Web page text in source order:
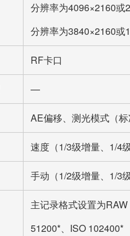
分辨率为4096×2160
分辨率为3840×2160
RF卡口
—
AE偏移、测光模式（
速度（1/3级增量、1/4
手动（1/2级增量、1/3
主记录格式设置为
51200*、ISO 102400*